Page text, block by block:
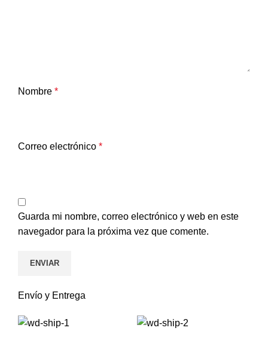
Nombre *
Correo electrónico *
Guarda mi nombre, correo electrónico y web en este
navegador para la próxima vez que comente.
Envío y Entrega